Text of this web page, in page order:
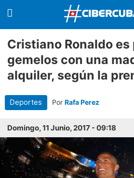
Cristiano Ronaldo es
gemelos con una
alquiler, según la
Deportes Por Rafa Perez
Domingo, 11 Junio, 2017 - 09:18